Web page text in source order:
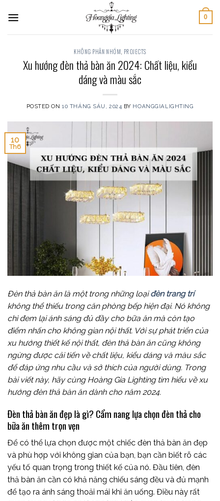
0
KHÔNG PHÂN NHÓM, PROJECTS
Xu hướng đèn thả bàn ăn 2024: Chất liệu, kiểu
dáng và màu sắc
POSTED ON10 THÁNG SÁU, 2024 BY HOANGGIALIGHTING
10
Th6
Đèn thả bàn ăn là một trong những loạiđèn trang trí
không thể thiếu trong căn phòng bếp hiện đại. Nó không
chỉ đem lại ánh sáng đủ đầy cho bữa ăn mà còn tạo
điểm nhấn cho không gian nội thất. Với sự phát triển của
xu hướng thiết kế nội thất, đèn thả bàn ăn cũng không
ngừng được cải tiến về chất liệu, kiểu dáng và màu sắc
để đáp ứng nhu cầu và sở thích của người dùng. Trong
bài viết này, hãy cùng Hoàng Gia Lighting tìm hiểu về xu
hướng đèn thả bàn ăn dành cho năm 2024.
Đèn thả bàn ăn đẹp là gì? Cẩm nang lựa chọn đèn thả cho
bữa ăn thêm trọn vẹn
Để có thể lựa chọn được một chiếc đèn thả bàn ăn đẹp
và phù hợp với không gian của bạn, bạn cần biết rõ các
yếu tố quan trọng trong thiết kế của nó. Đầu tiên, đèn
thả bàn ăn cần có khả năng chiếu sáng đều và đủ mạnh
để tạo ra ánh sáng thoải mái khi ăn uống. Điều này rất